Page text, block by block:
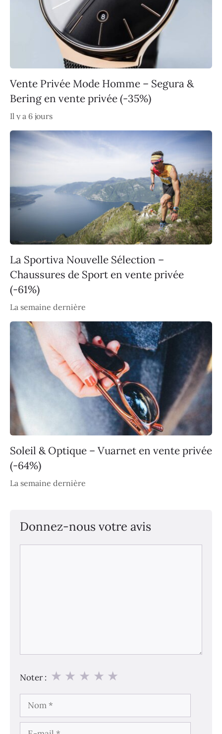
Vente Privée Mode Homme – Segura &
Bering en vente privée (-35%)
Il y a 6 jours
La Sportiva Nouvelle Sélection –
Chaussures de Sport en vente privée
(-61%)
La semaine dernière
Soleil & Optique – Vuarnet en vente privée
(-64%)
La semaine dernière
Donnez-nous votre avis
Noter : ★
★
★
★
★
Nom
E-